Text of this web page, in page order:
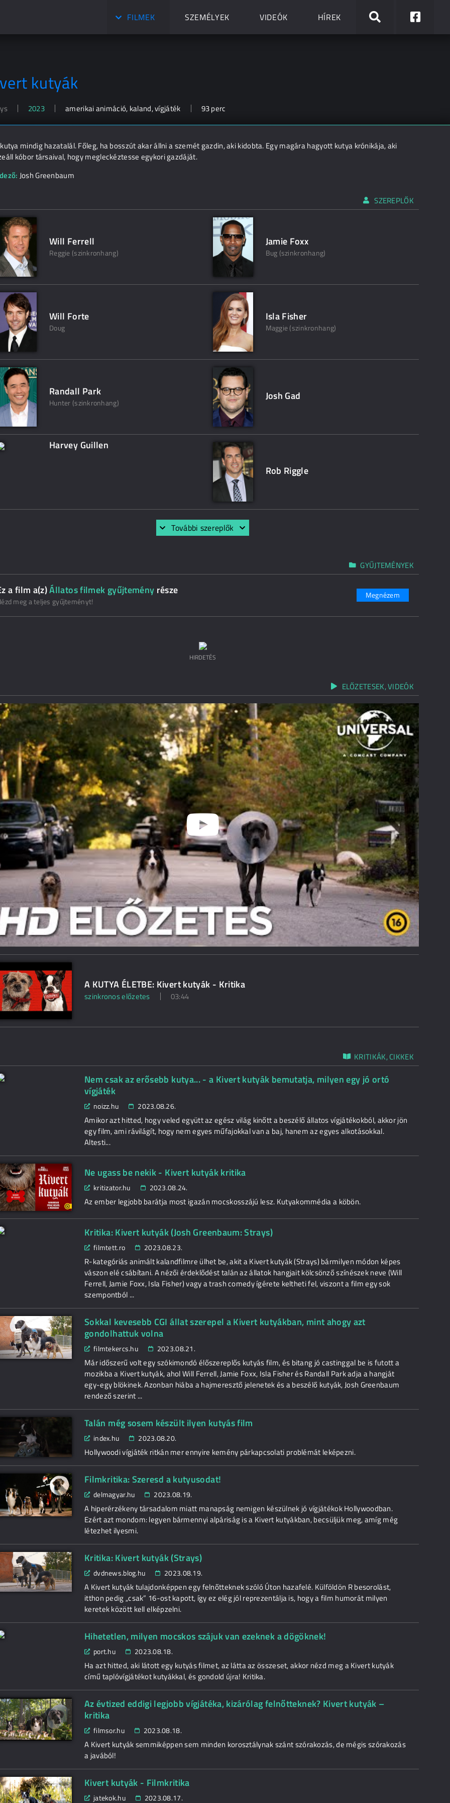
FILMEK SZEMÉLYEK VIDEÓK HÍREK
kutyák
2023 amerikai animáció, kaland, vígjáték 93 perc
mindig hazatalál. Főleg, ha bosszút akar állni a szemét gazdin, aki kidobta. Egy magára hagyott kutya krónikája, aki
kóbor társaival, hogy megleckéztesse egykori gazdáját.
Josh Greenbaum
SZEREPLŐK
Will Ferrell
Reggie (szinkronhang)
Jamie Foxx
Bug (szinkronhang)
Will Forte
Doug
Isla Fisher
Maggie (szinkronhang)
Randall Park
Hunter (szinkronhang)
Josh Gad
Harvey Guillen
Rob Riggle
További szereplők
GYŰJTEMÉNYEK
a film a(z)Állatos filmek gyűjtemény része
meg a teljes gyűjteményt!
Megnézem
HIRDETÉS
ELŐZETESEK, VIDEÓK
A KUTYA ÉLETBE: Kivert kutyák - Kritika
szinkronos előzetes 03:44
KRITIKÁK, CIKKEK
Nem csak az erősebb kutya... - a Kivert kutyák bemutatja, milyen egy jó ortó
vígjáték
noizz.hu 2023.08.26.
Amikor azt hitted, hogy veled együtt az egész világ kinőtt a beszélő állatos vígjátékokból, akkor jön
egy film, ami rávilágít, hogy nem egyes műfajokkal van a baj, hanem az egyes alkotásokkal.
Altesti...
Ne ugass be nekik - Kivert kutyák kritika
kritizator.hu 2023.08.24.
Az ember legjobb barátja most igazán mocskosszájú lesz. Kutyakommédia a köbön.
Kritika: Kivert kutyák (Josh Greenbaum: Strays)
filmtett.ro 2023.08.23.
R-kategóriás animált kalandfilmre ülhet be, akit a Kivert kutyák (Strays) bármilyen módon képes
vászon elé csábítani. A nézői érdeklődést talán az állatok hangjait kölcsönző színészek neve (Will
Ferrell, Jamie Foxx, Isla Fisher) vagy a trash comedy ígérete keltheti fel, viszont a film egy sok
szempontból ...
Sokkal kevesebb CGI állat szerepel a Kivert kutyákban, mint ahogy azt
gondolhattuk volna
filmtekercs.hu 2023.08.21.
Már időszerű volt egy szókimondó élőszereplős kutyás film, és bitang jó castinggal be is futott a
mozikba a Kivert kutyák, ahol Will Ferrell, Jamie Foxx, Isla Fisher és Randall Park adja a hangját
egy-egy blökinek. Azonban hiába a hajmeresztő jelenetek és a beszélő kutyák, Josh Greenbaum
rendező szerint ...
Talán még sosem készült ilyen kutyás film
index.hu 2023.08.20.
Hollywoodi vígjáték ritkán mer ennyire kemény párkapcsolati problémát leképezni.
Filmkritika: Szeresd a kutyusodat!
delmagyar.hu 2023.08.19.
A hiperérzékeny társadalom miatt manapság nemigen készülnek jó vígjátékok Hollywoodban.
Ezért azt mondom: legyen bármennyi alpáriság is a Kivert kutyákban, becsüljük meg, amíg még
létezhet ilyesmi.
Kritika: Kivert kutyák (Strays)
dvdnews.blog.hu 2023.08.19.
A Kivert kutyák tulajdonképpen egy felnőtteknek szóló Úton hazafelé. Külföldön R besorolást,
itthon pedig „csak” 16-ost kapott, így ez elég jól reprezentálja is, hogy a film humorát milyen
keretek között kell elképzelni.
Hihetetlen, milyen mocskos szájuk van ezeknek a dögöknek!
port.hu 2023.08.18.
Ha azt hitted, aki látott egy kutyás filmet, az látta az összeset, akkor nézd meg a Kivert kutyák
című taplóvígjátékot kutyákkal, és gondold újra! Kritika.
Az évtized eddigi legjobb vígjátéka, kizárólag felnőtteknek? Kivert kutyák –
kritika
filmsor.hu 2023.08.18.
A Kivert kutyák semmiképpen sem minden korosztálynak szánt szórakozás, de mégis szórakozás
a javából!
Kivert kutyák - Filmkritika
jatekok.hu 2023.08.17.